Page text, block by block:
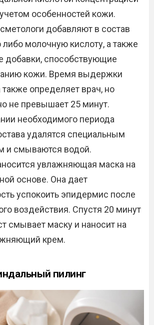
особенностей кожи.
добавляют в состав
молочную кислоту, а также
добавки, способствующие
кожи. Время выдержки
также определяет врач, но
не превышает 25 минут.
необходимого периода
удалятся специальным
и смываются водой.
увлажняющая маска на
основе. Она дает
успокоить эпидермис после
воздействия. Спустя 20 минут
смывает маску и наносит на
крем.
пилинг